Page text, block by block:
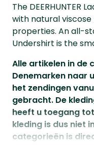
The
with natural
properties. An all-
Undershirt is the
Alle artikelen in de
Denemarken naar
het zendingen
gebracht. De
heeft u toegang
kleding is dus niet
categorieën is